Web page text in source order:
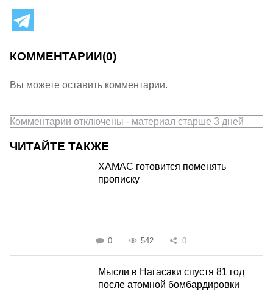
КОММЕНТАРИИ(0)
Вы можете оставить комментарии.
Комментарии отключены - материал старше 3 дней
ЧИТАЙТЕ ТАКЖЕ
ХАМАС готовится поменять
прописку
0 542 0
Мысли в Нагасаки спустя 81 год
после атомной бомбардировки